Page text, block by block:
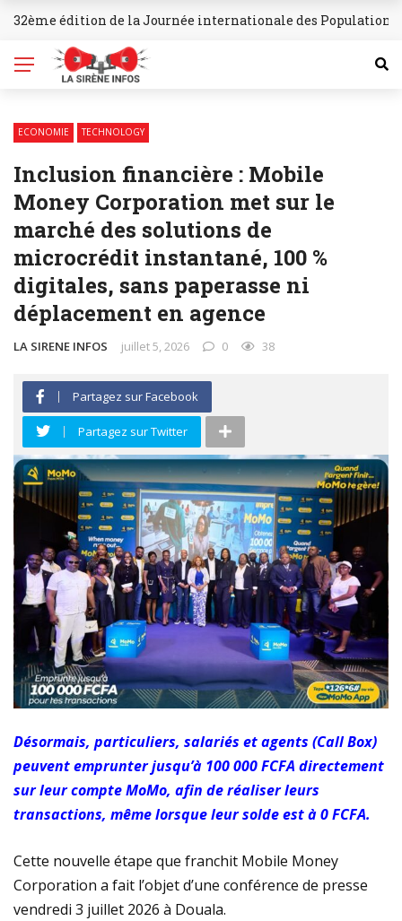
BREAKING NEWS
32ème édition de la Journée internationale des Populations
ECONOMIE TECHNOLOGY
Inclusion financière : Mobile
Money Corporation met sur le
marché des solutions de
microcrédit instantané, 100 %
digitales, sans paperasse ni
déplacement en agence
LA SIRENE INFOS juillet 5, 2026 0 38
Partagez sur Facebook
Partagez sur Twitter
Désormais, particuliers, salariés et agents (Call Box)
peuvent emprunter jusqu’à 100 000 FCFA directement
sur leur compte MoMo, afin de réaliser leurs
transactions, même lorsque leur solde est à 0 FCFA.
Cette nouvelle étape que franchit Mobile Money
Corporation a fait l’objet d’une conférence de presse
vendredi 3 juillet 2026 à Douala.